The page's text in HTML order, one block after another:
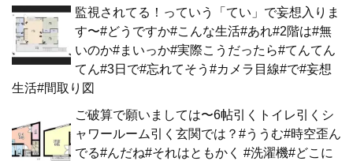
監視されてる！っていう「てい」で妄想入りま
す〜#どうですか#こんな生活#あれ#2階は#無
いのか#まいっか#実際こうだったら#てんてん
てん#3日で#忘れてそう#カメラ目線#で#妄想
生活#間取り図
ご破算で願いましては〜6帖引くトイレ引くシ
ャワールーム引く玄関では？#ううむ#時空歪ん
でる#んだね#それはともかく #洗濯機#どこに